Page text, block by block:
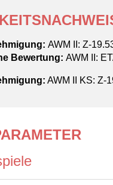
AWM II: Z-
Bewertung: AWM II:
AWM II KS: Z-